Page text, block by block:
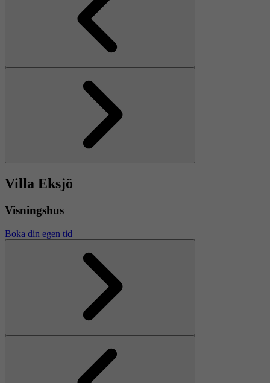
Föregående
Nästa
Villa Eksjö
Visningshus
Boka din egen tid